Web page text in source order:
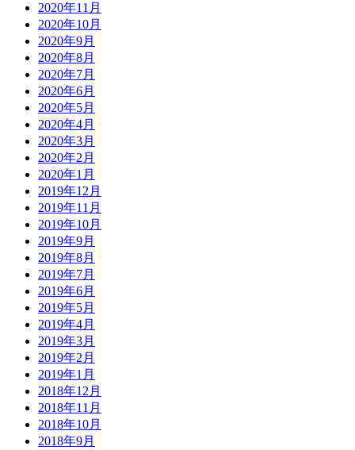
2020年11月
2020年10月
2020年9月
2020年8月
2020年7月
2020年6月
2020年5月
2020年4月
2020年3月
2020年2月
2020年1月
2019年12月
2019年11月
2019年10月
2019年9月
2019年8月
2019年7月
2019年6月
2019年5月
2019年4月
2019年3月
2019年2月
2019年1月
2018年12月
2018年11月
2018年10月
2018年9月